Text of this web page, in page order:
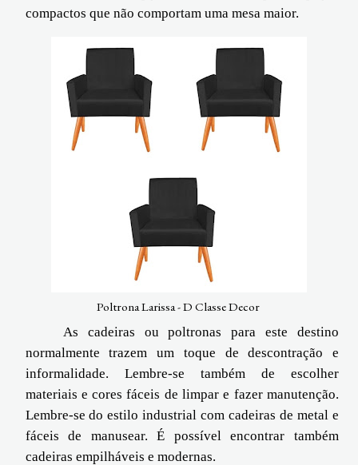
compactos que não comportam uma mesa maior.
Poltrona Larissa - D Classe Decor
As cadeiras ou poltronas para este destino
normalmente trazem um toque de descontração e
informalidade. Lembre-se também de escolher
materiais e cores fáceis de limpar e fazer manutenção.
Lembre-se do estilo industrial com cadeiras de metal e
fáceis de manusear. É possível encontrar também
cadeiras empilháveis e modernas.